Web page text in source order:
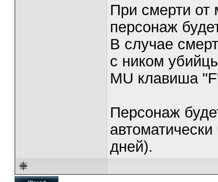
При смерти от
персонаж
В случае
с ником
MU клавиша
Персонаж
дней).